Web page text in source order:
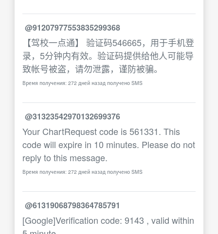
@91207977553835299368
【驾校一点通】 验证码546665，用于手机登
录，5分钟内有效。验证码提供给他人可能导
致帐号被盗，请勿泄露，谨防被骗。
Время получения: 272 дней назад получено SMS
@31323542970132699376
Your ChartRequest code is 561331. This
code will expire in 10 minutes. Please do not
reply to this message.
Время получения: 272 дней назад получено SMS
@61319068798364785791
[Google]Verification code: 9143 , valid within